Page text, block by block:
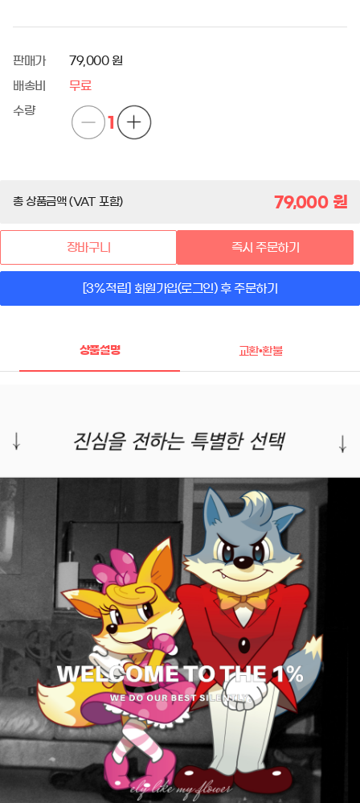
판매가 79,000 원
배송비 무료
수량
1
총 상품금액 (VAT 포함) 79,000원
장바구니 즉시 주문하기
[3%적립] 회원가입(로그인) 후 주문하기
상품설명 교환•환불